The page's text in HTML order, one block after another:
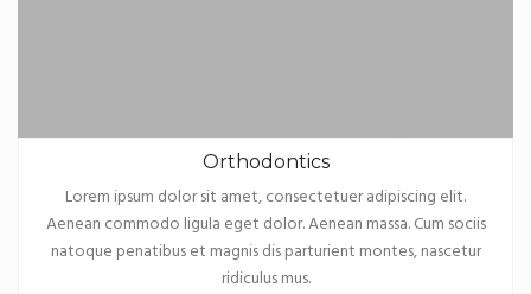
Orthodontics
Lorem ipsum dolor sit amet, consectetuer adipiscing elit.
Aenean commodo ligula eget dolor. Aenean massa. Cum sociis
natoque penatibus et magnis dis parturient montes, nascetur
ridiculus mus.